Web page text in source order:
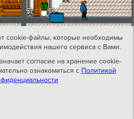
cookie-файлы, которые необходимы
нашего сервиса с Вами.
согласие на хранение cookie-
ознакомиться с Политикой